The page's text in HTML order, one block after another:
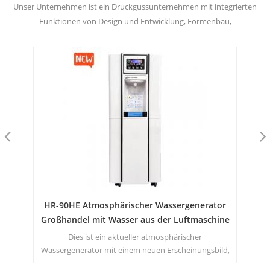
Unser Unternehmen ist ein Druckgussunternehmen mit integrierten
Funktionen von Design und Entwicklung, Formenbau,
Oberflächenbehandlung.
HR-90HE Atmosphärischer Wassergenerator
Großhandel mit Wasser aus der Luftmaschine
Dies ist ein aktueller atmosphärischer
Wassergenerator mit einem neuen Erscheinungsbild,